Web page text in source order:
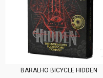
BARALHO BICYCLE HIDDEN